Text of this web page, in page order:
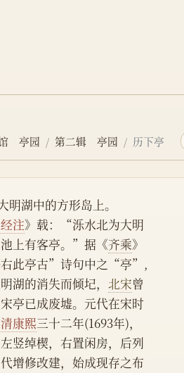
亭园 第二辑 亭园 历下亭
明湖中的方形岛上。
注》载：“泺水北为大明
上有客亭。”据《齐乘》
右此亭古”诗句中之“亭”,
湖的消失而倾圮，北宋曾
亭已成废墟。元代在宋时
清康熙三十二年(1693年)，
竖绰楔，右置闲房，后列
增修改建，始成现存之布